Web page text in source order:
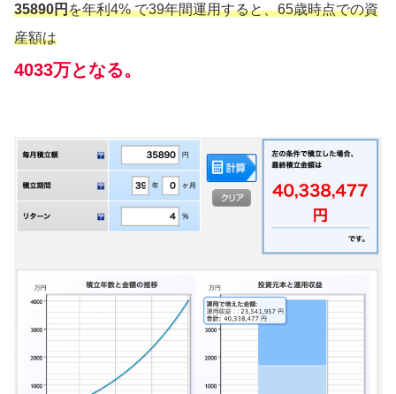
35890円を年利4% で39年間運用すると、65歳時点での資
産額は
4033万となる。